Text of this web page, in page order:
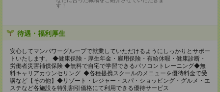
す！
待遇・福利厚生
安心してマンパワーグループで就業していただけるようにしっかりとサポー
トいたします。 ◆健康保険・厚生年金・雇用保険・有給休暇・健康診断・
労働者災害補償保険 ◆無料で自宅で学習できるパソコントレーニング◆無
料キャリアカウンセリング ◆各種提携スクールのメニューを優待料金で受
講など【その他】◆リゾート・レジャー・スパ・ショッピング・グルメ・エ
ステなど各施設を特別割引価格にて利用できる優待サービス